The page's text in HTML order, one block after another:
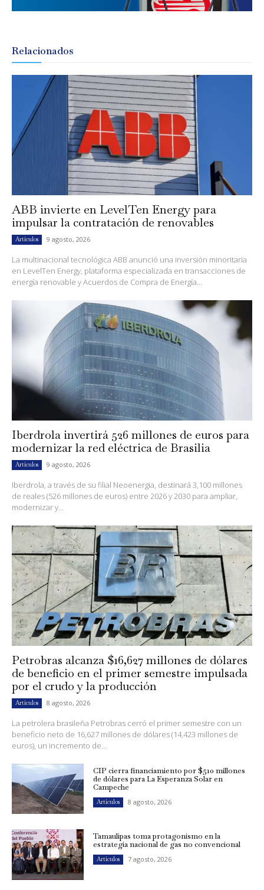
Relacionados
ABB invierte en LevelTen Energy para
impulsar la contratación de renovables
Artículos 9 agosto, 2026
La multinacional tecnológica ABB anunció una inversión minoritaria
en LevelTen Energy, plataforma especializada en transacciones de
energía renovable y Acuerdos de Compra de Energía...
Iberdrola invertirá 526 millones de euros para
modernizar la red eléctrica de Brasilia
Artículos 9 agosto, 2026
Iberdrola, a través de su filial Neoenergia, destinará 3,100 millones
de reales (526 millones de euros) entre 2026 y 2030 para ampliar,
modernizar y...
Petrobras alcanza $16,627 millones de dólares
de beneficio en el primer semestre impulsada
por el crudo y la producción
Artículos 8 agosto, 2026
La petrolera brasileña Petrobras cerró el primer semestre con un
beneficio neto de 16,627 millones de dólares (14,423 millones de
euros), un incremento de...
CIP cierra financiamiento por $510 millones
de dólares para La Esperanza Solar en
Campeche
Artículos 8 agosto, 2026
Tamaulipas toma protagonismo en la
estrategia nacional de gas no convencional
Artículos 7 agosto, 2026